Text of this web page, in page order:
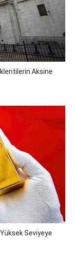
Aksine
Seviyeye